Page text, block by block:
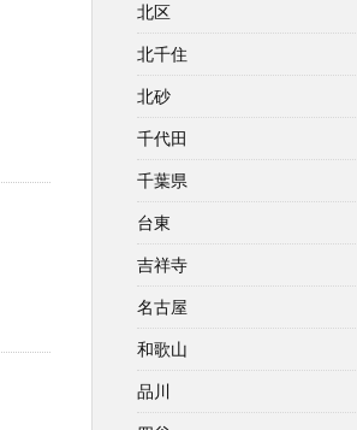
北区
北千住
北砂
千代田
千葉県
台東
吉祥寺
名古屋
和歌山
品川